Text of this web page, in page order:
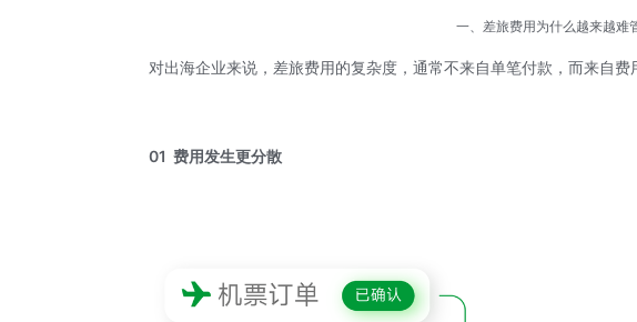
一、差旅费用为什么越来越难
对出海企业来说，差旅费用的复杂度，通常不来自单笔付款，而来自费
01 费用发生更分散